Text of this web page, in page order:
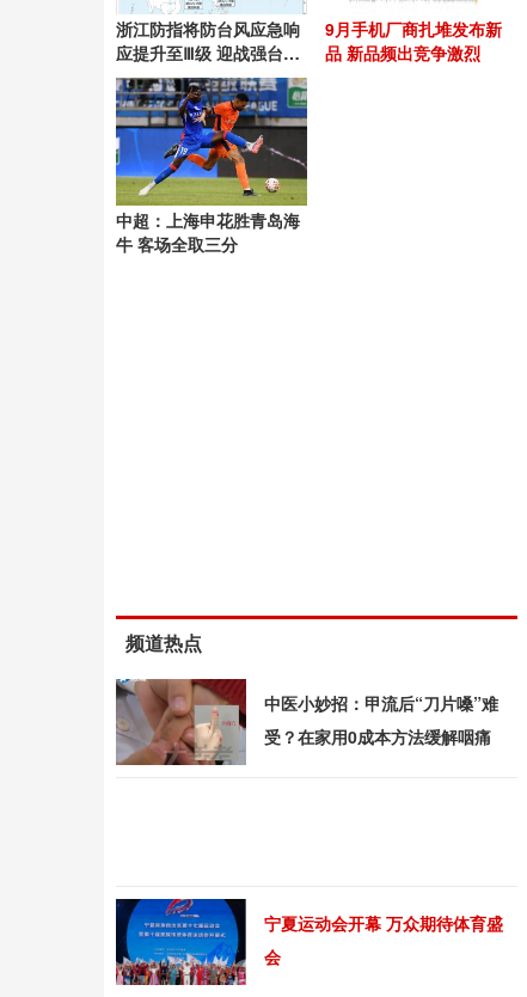
浙江防指将防台风应急响
应提升至Ⅲ级 迎战强台
风“白海豚”
9月手机厂商扎堆发布新
品 新品频出竞争激烈
中超：上海申花胜青岛海
牛 客场全取三分
频道热点
中医小妙招：甲流后“刀片嗓”难
受？在家用0成本方法缓解咽痛
宁夏运动会开幕 万众期待体育盛
会